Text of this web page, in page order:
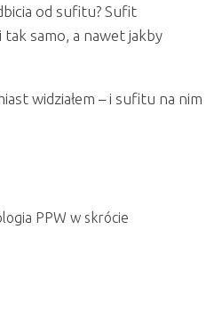
od sufitu? Sufit
samo, a nawet jakby
widziałem – i sufitu na nim
PPW w skrócie